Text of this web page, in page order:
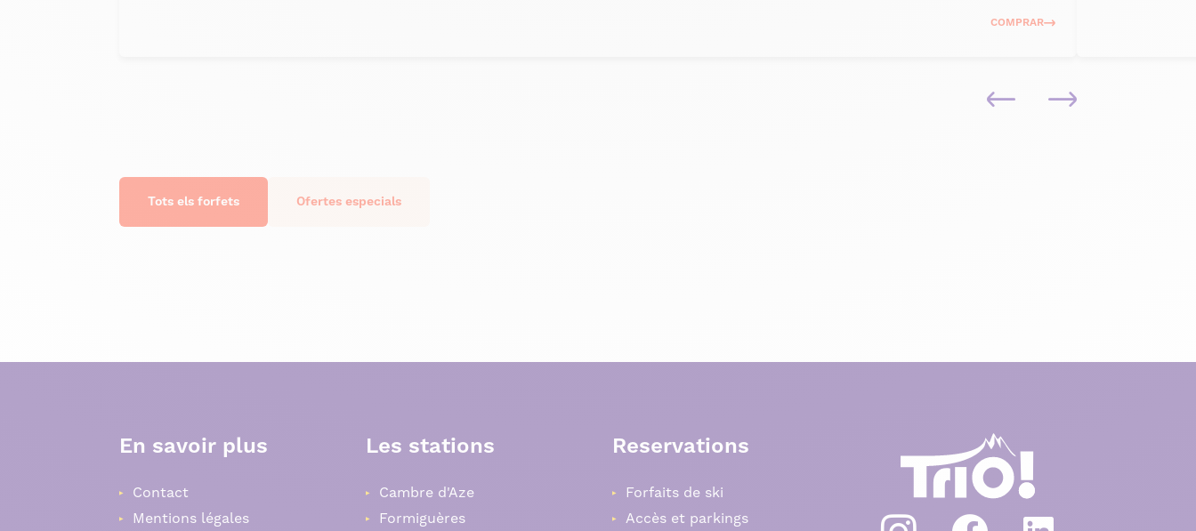
COMPRAR
Tots els forfets Ofertes especials
En savoir plus
Contact
Mentions légales
Les stations
Cambre d'Aze
Formiguères
Reservations
Forfaits de ski
Accès et parkings